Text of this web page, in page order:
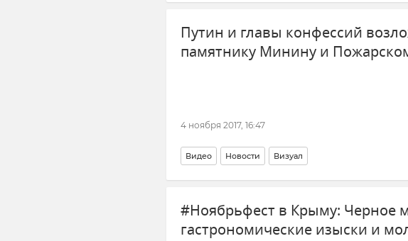
Путин и главы конфессий
памятнику Минину и
4 ноября 2017, 16:47
Видео Новости Визуал
#Ноябрьфест в Крыму: Черное
гастрономические изыски и